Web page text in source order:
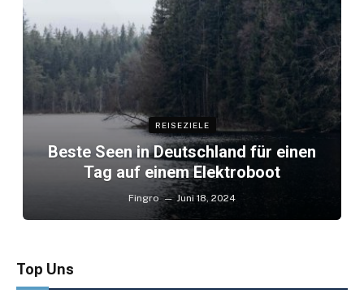
REISEZIELE
Beste Seen in Deutschland für einen
Tag auf einem Elektroboot
Fingro Juni 18, 2024
Top Uns